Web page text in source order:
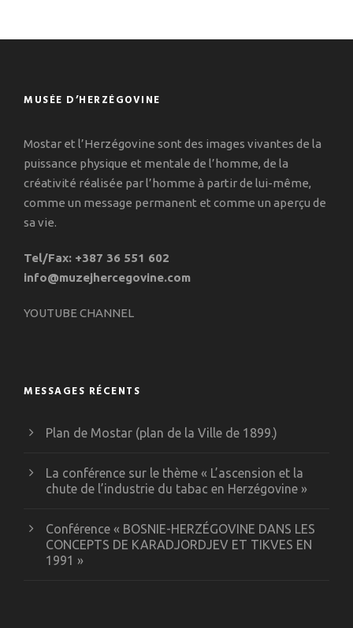
MUSÉE D’HERZÉGOVINE
Mostar et l’Herzégovine sont des images vivantes de la
puissance physique et mentale de l’homme, de la
créativité réalisée par l’homme à partir de lui-même,
comme un message permanent et comme un aperçu de
sa vie.
Tel/Fax: +387 36 551 602
info@muzejhercegovine.com
YOUTUBE CHANNEL
MESSAGES RÉCENTS
Plan de Mostar (plan de la Ville de 1899.)
La conférence sur le thème « L’ascension et la
chute de l’industrie du tabac en Herzégovine »
Conférence « BOSNIE-HERZÉGOVINE DANS LES
CONCEPTS DE KARADJORDJEV ET TIKVES EN
1991 »